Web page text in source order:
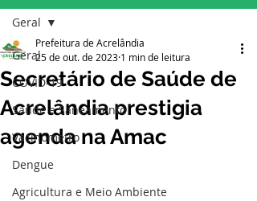
Geral
COVID-19
Saúde e Saneamento
Vacinômetro
Dengue
Agricultura e Meio Ambiente
Geral
Secretário de Saúde de
Acrelândia prestigia
agenda na Amac
Prefeitura de Acrelândia
25 de out. de 2023 1 min de leitura